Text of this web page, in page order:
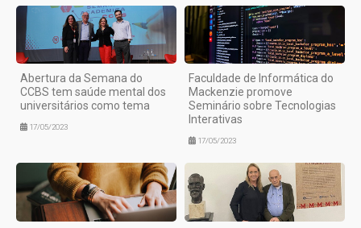
Abertura da Semana do
CCBS tem saúde mental dos
universitários como tema
17/05/2023
Faculdade de Informática do
Mackenzie promove
Seminário sobre Tecnologias
Interativas
17/05/2023